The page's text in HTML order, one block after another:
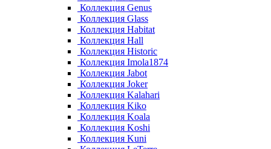
Коллекция Genus
Коллекция Glass
Коллекция Habitat
Коллекция Hall
Коллекция Historic
Коллекция Imola1874
Коллекция Jabot
Коллекция Joker
Коллекция Kalahari
Коллекция Kiko
Коллекция Koala
Коллекция Koshi
Коллекция Kuni